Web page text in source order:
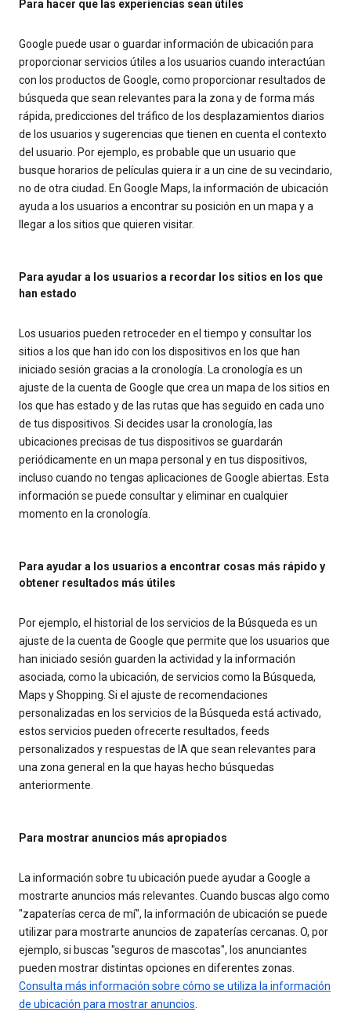
Para hacer que las experiencias sean útiles
Google puede usar o guardar información de ubicación para
proporcionar servicios útiles a los usuarios cuando interactúan
con los productos de Google, como proporcionar resultados de
búsqueda que sean relevantes para la zona y de forma más
rápida, predicciones del tráfico de los desplazamientos diarios
de los usuarios y sugerencias que tienen en cuenta el contexto
del usuario. Por ejemplo, es probable que un usuario que
busque horarios de películas quiera ir a un cine de su vecindario,
no de otra ciudad. En Google Maps, la información de ubicación
ayuda a los usuarios a encontrar su posición en un mapa y a
llegar a los sitios que quieren visitar.
Para ayudar a los usuarios a recordar los sitios en los que
han estado
Los usuarios pueden retroceder en el tiempo y consultar los
sitios a los que han ido con los dispositivos en los que han
iniciado sesión gracias a la cronología. La cronología es un
ajuste de la cuenta de Google que crea un mapa de los sitios en
los que has estado y de las rutas que has seguido en cada uno
de tus dispositivos. Si decides usar la cronología, las
ubicaciones precisas de tus dispositivos se guardarán
periódicamente en un mapa personal y en tus dispositivos,
incluso cuando no tengas aplicaciones de Google abiertas. Esta
información se puede consultar y eliminar en cualquier
momento en la cronología.
Para ayudar a los usuarios a encontrar cosas más rápido y
obtener resultados más útiles
Por ejemplo, el historial de los servicios de la Búsqueda es un
ajuste de la cuenta de Google que permite que los usuarios que
han iniciado sesión guarden la actividad y la información
asociada, como la ubicación, de servicios como la Búsqueda,
Maps y Shopping. Si el ajuste de recomendaciones
personalizadas en los servicios de la Búsqueda está activado,
estos servicios pueden ofrecerte resultados, feeds
personalizados y respuestas de IA que sean relevantes para
una zona general en la que hayas hecho búsquedas
anteriormente.
Para mostrar anuncios más apropiados
La información sobre tu ubicación puede ayudar a Google a
mostrarte anuncios más relevantes. Cuando buscas algo como
"zapaterías cerca de mí", la información de ubicación se puede
utilizar para mostrarte anuncios de zapaterías cercanas. O, por
ejemplo, si buscas "seguros de mascotas", los anunciantes
pueden mostrar distintas opciones en diferentes zonas.
Consulta más información sobre cómo se utiliza la información
de ubicación para mostrar anuncios